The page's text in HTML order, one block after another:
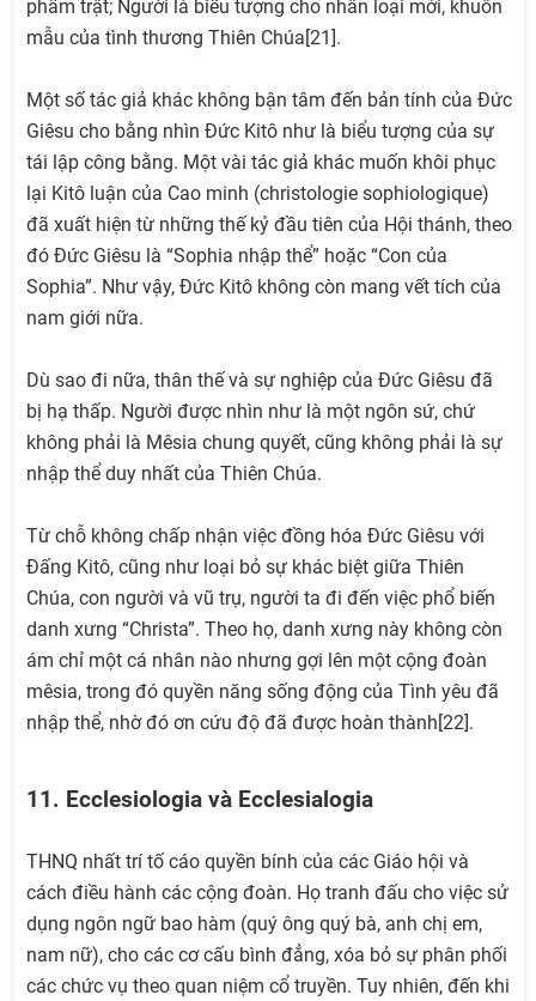
phẩm trật; Người là biểu tượng cho nhân loại mới, khuôn
mẫu của tình thương Thiên Chúa[21].
Một số tác giả khác không bận tâm đến bản tính của Đức
Giêsu cho bằng nhìn Đức Kitô như là biểu tượng của sự
tái lập công bằng. Một vài tác giả khác muốn khôi phục
lại Kitô luận của Cao minh (christologie sophiologique)
đã xuất hiện từ những thế kỷ đầu tiên của Hội thánh, theo
đó Đức Giêsu là “Sophia nhập thể” hoặc “Con của
Sophia”. Như vậy, Đức Kitô không còn mang vết tích của
nam giới nữa.
Dù sao đi nữa, thân thế và sự nghiệp của Đức Giêsu đã
bị hạ thấp. Người được nhìn như là một ngôn sứ, chứ
không phải là Mêsia chung quyết, cũng không phải là sự
nhập thể duy nhất của Thiên Chúa.
Từ chỗ không chấp nhận việc đồng hóa Đức Giêsu với
Đấng Kitô, cũng như loại bỏ sự khác biệt giữa Thiên
Chúa, con người và vũ trụ, người ta đi đến việc phổ biến
danh xưng “Christa”. Theo họ, danh xưng này không còn
ám chỉ một cá nhân nào nhưng gợi lên một cộng đoàn
mêsia, trong đó quyền năng sống động của Tình yêu đã
nhập thể, nhờ đó ơn cứu độ đã được hoàn thành[22].
11. Ecclesiologia và Ecclesialogia
THNQ nhất trí tố cáo quyền bính của các Giáo hội và
cách điều hành các cộng đoàn. Họ tranh đấu cho việc sử
dụng ngôn ngữ bao hàm (quý ông quý bà, anh chị em,
nam nữ), cho các cơ cấu bình đẳng, xóa bỏ sự phân phối
các chức vụ theo quan niệm cổ truyền. Tuy nhiên, đến khi